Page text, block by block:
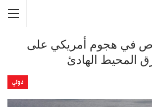
أشخاص في هجوم أمريكي على
المحيط الهادئ
دولي